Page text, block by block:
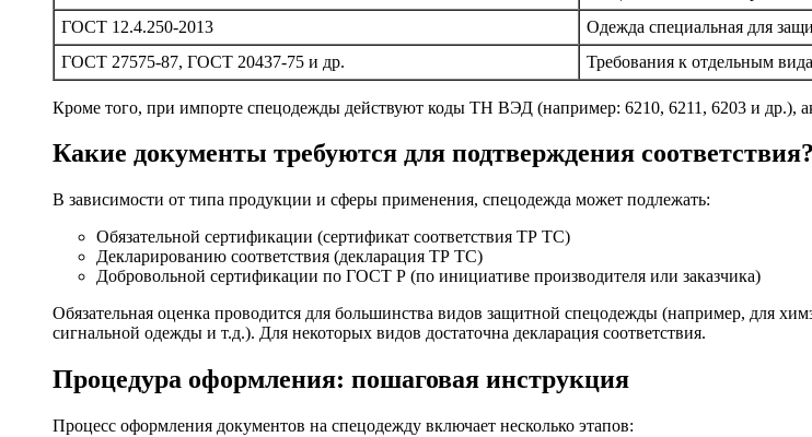
ГОСТ 12.4.250-2013
Одежда специальная для
ГОСТ 27575-87, ГОСТ 20437-75 и др.
Требования к отдельным
Кроме того, при импорте спецодежды действуют коды ТН ВЭД (например: 6210, 6211, 6203 и др.),
Какие документы требуются для подтверждения соответствия?
В зависимости от типа продукции и сферы применения, спецодежда может подлежать:
Обязательной сертификации (сертификат соответствия ТР ТС)
Декларированию соответствия (декларация ТР ТС)
Добровольной сертификации по ГОСТ Р (по инициативе производителя или заказчика)
Обязательная оценка проводится для большинства видов защитной спецодежды (например, для
сигнальной одежды и т.д.). Для некоторых видов достаточна декларация соответствия.
Процедура оформления: пошаговая инструкция
Процесс оформления документов на спецодежду включает несколько этапов: